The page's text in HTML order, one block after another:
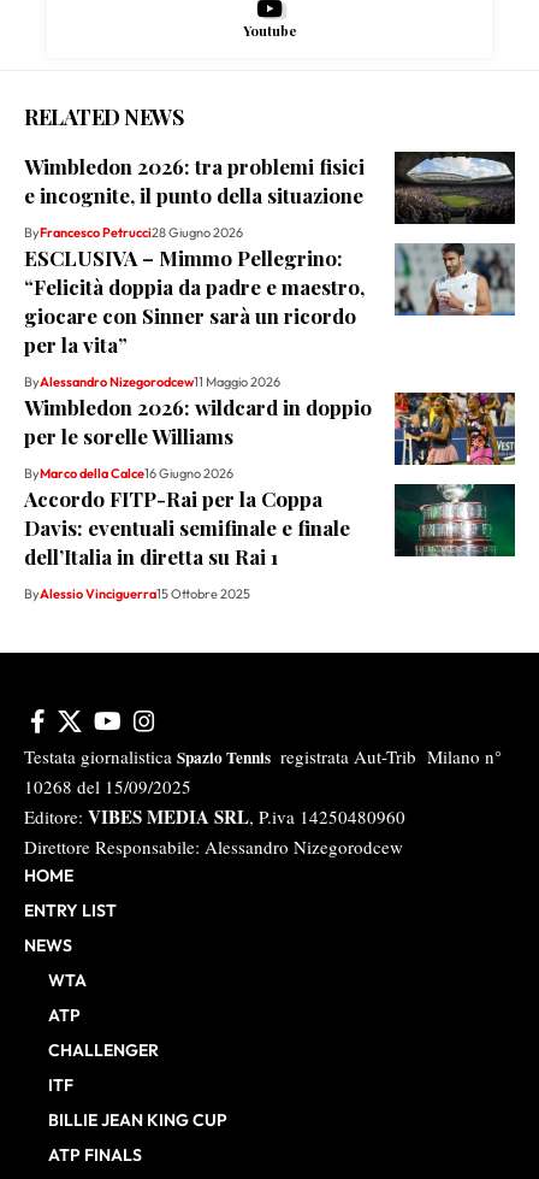
Youtube
RELATED NEWS
Wimbledon 2026: tra problemi fisici
e incognite, il punto della situazione
ByFrancesco Petrucci28 Giugno 2026
ESCLUSIVA – Mimmo Pellegrino:
“Felicità doppia da padre e maestro,
giocare con Sinner sarà un ricordo
per la vita”
ByAlessandro Nizegorodcew11 Maggio 2026
Wimbledon 2026: wildcard in doppio
per le sorelle Williams
ByMarco della Calce16 Giugno 2026
Accordo FITP-Rai per la Coppa
Davis: eventuali semifinale e finale
dell’Italia in diretta su Rai 1
ByAlessio Vinciguerra15 Ottobre 2025
Testata giornalistica Spazio Tennis registrata Aut-Trib Milano n°
10268 del 15/09/2025
Editore: VIBES MEDIA SRL, P.iva 14250480960
Direttore Responsabile: Alessandro Nizegorodcew
HOME
ENTRY LIST
NEWS
WTA
ATP
CHALLENGER
ITF
BILLIE JEAN KING CUP
ATP FINALS